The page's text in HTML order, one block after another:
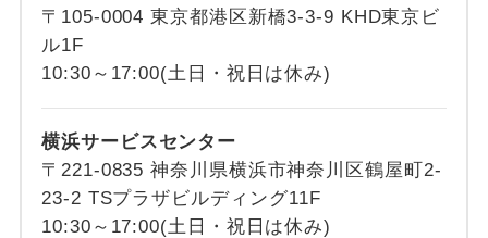
〒105-0004 東京都港区新橋3-3-9 KHD東京ビ
ル1F
10:30～17:00(土日・祝日は休み)
横浜サービスセンター
〒221-0835 神奈川県横浜市神奈川区鶴屋町2-
23-2 TSプラザビルディング11F
10:30～17:00(土日・祝日は休み)